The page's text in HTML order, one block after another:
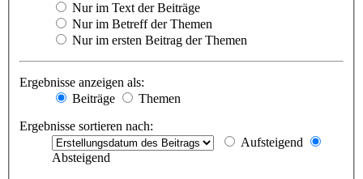
Nur im Text der Beiträge
Nur im Betreff der Themen
Nur im ersten Beitrag der Themen
Ergebnisse anzeigen als:
Beiträge
Themen
Ergebnisse sortieren nach:
Aufsteigend
Absteigend